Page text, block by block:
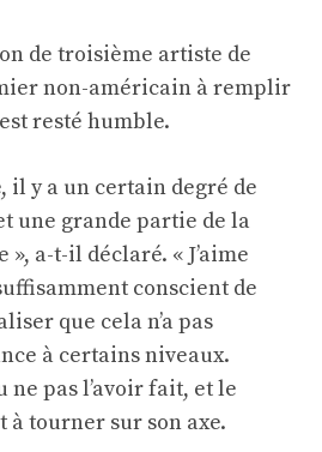
de troisième artiste de
non-américain à remplir
resté humble.
il y a un certain degré de
une grande partie de la
a-t-il déclaré. « J’aime
conscient de
que cela n’a pas
à certains niveaux.
ne pas l’avoir fait, et le
tourner sur son axe.